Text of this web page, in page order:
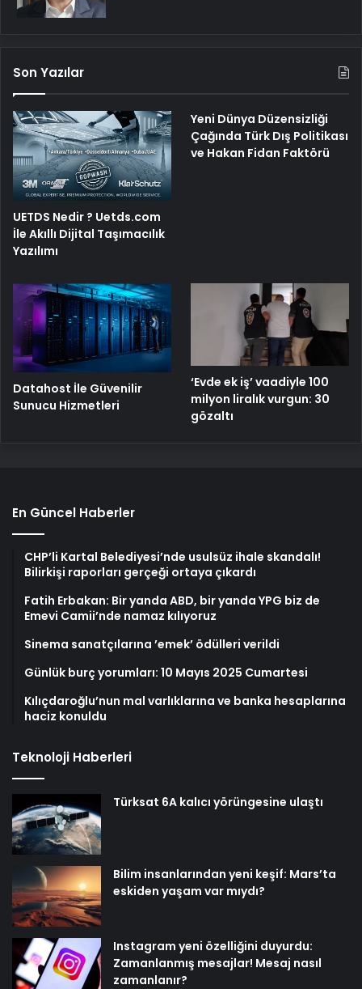
Son Yazılar
UETDS Nedir ? Uetds.com
İle Akıllı Dijital Taşımacılık
Yazılımı
Yeni Dünya Düzensizliği
Çağında Türk Dış Politikası
ve Hakan Fidan Faktörü
Datahost İle Güvenilir
Sunucu Hizmetleri
‘Evde ek iş’ vaadiyle 100
milyon liralık vurgun: 30
gözaltı
En Güncel Haberler
CHP’li Kartal Belediyesi’nde usulsüz ihale skandalı!
Bilirkişi raporları gerçeği ortaya çıkardı
Fatih Erbakan: Bir yanda ABD, bir yanda YPG biz de
Emevi Camii’nde namaz kılıyoruz
Sinema sanatçılarına ’emek’ ödülleri verildi
Günlük burç yorumları: 10 Mayıs 2025 Cumartesi
Kılıçdaroğlu’nun mal varlıklarına ve banka hesaplarına
haciz konuldu
Teknoloji Haberleri
Türksat 6A kalıcı yörüngesine ulaştı
Bilim insanlarından yeni keşif: Mars’ta
eskiden yaşam var mıydı?
Instagram yeni özelliğini duyurdu:
Zamanlanmış mesajlar! Mesaj nasıl
zamanlanır?